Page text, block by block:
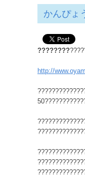
かんぴょ
????????
http://